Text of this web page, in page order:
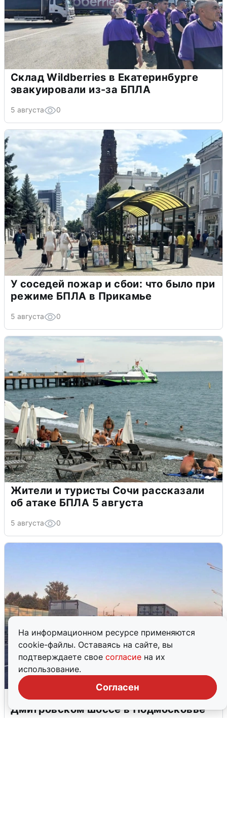
На информационном ресурсе применяются
cookie-файлы. Оставаясь на сайте, вы
подтверждаете свое согласие на их
использование.
Согласен
Склад Wildberries в Екатеринбурге
эвакуировали из-за БПЛА
5 августа 0
У соседей пожар и сбои: что было при
режиме БПЛА в Прикамье
5 августа 0
Жители и туристы Сочи рассказали
об атаке БПЛА 5 августа
5 августа 0
Пять машин столкнулись на
Дмитровском шоссе в Подмосковье